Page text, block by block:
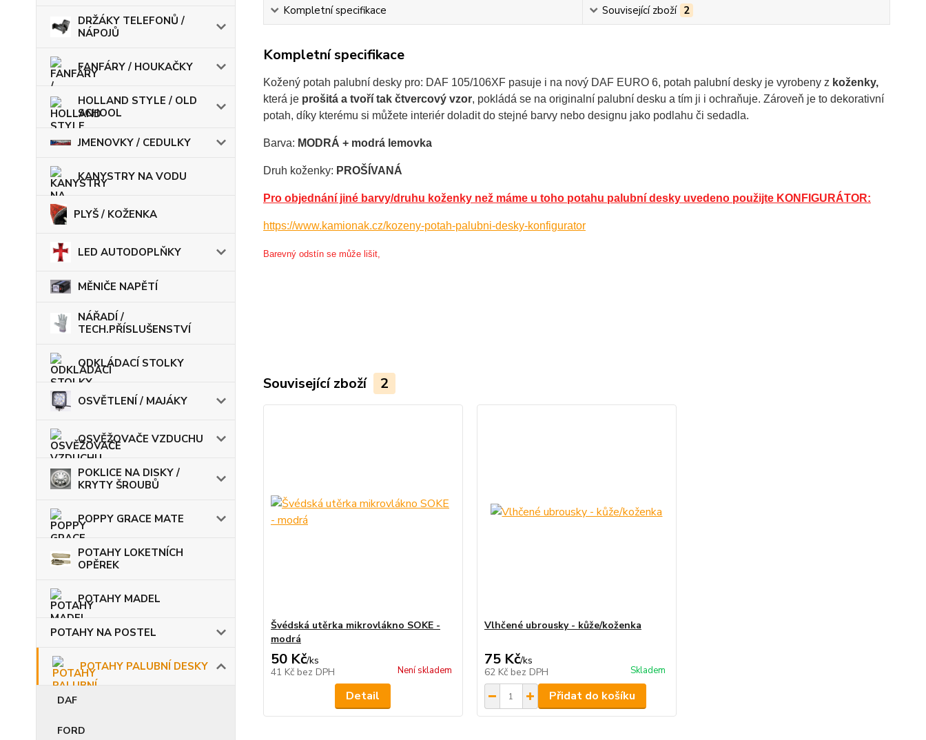
DRŽÁKY TELEFONŮ /
NÁPOJŮ
FANFÁRY / HOUKAČKY
HOLLAND STYLE / OLD
SCHOOL
JMENOVKY / CEDULKY
KANYSTRY NA VODU
PLYŠ / KOŽENKA
LED AUTODOPLŇKY
MĚNIČE NAPĚTÍ
NÁŘADÍ /
TECH.PŘÍSLUŠENSTVÍ
ODKLÁDACÍ STOLKY
OSVĚTLENÍ / MAJÁKY
OSVĚŽOVAČE VZDUCHU
POKLICE NA DISKY /
KRYTY ŠROUBŮ
POPPY GRACE MATE
POTAHY LOKETNÍCH
OPĚREK
POTAHY MADEL
POTAHY NA POSTEL
POTAHY PALUBNÍ DESKY
DAF
FORD
Kompletní specifikace Související zboží 2
Kompletní specifikace
Kožený potah palubní desky pro: DAF 105/106XF pasuje i na nový DAF EURO 6, potah palubní desky jevyrobeny z koženky,
která je prošitá a tvoří tak čtvercový vzor, pokládá se na originalní palubní desku a tím ji i ochraňuje. Zároveň je to dekorativní
potah, díky kterému si můžete interiér doladit do stejné barvy nebo designu jako podlahu či sedadla.
Barva: MODRÁ + modrá lemovka
Druh koženky: PROŠÍVANÁ
Pro objednání jiné barvy/druhu koženky než máme u toho potahu palubní desky uvedeno použijte KONFIGURÁTOR:
https://www.kamionak.cz/kozeny-potah-palubni-desky-konfigurator
Barevný odstín se může lišit,
Související zboží 2
Švédská utěrka mikrovlákno SOKE -
modrá
50 Kč/ks
41 Kč bez DPH Není skladem
Detail
Vlhčené ubrousky - kůže/koženka
75 Kč/ks
62 Kč bez DPH Skladem
Přidat do košíku